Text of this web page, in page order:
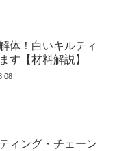
体！白いキルティ
す【材料解説】
ィング・チェーン